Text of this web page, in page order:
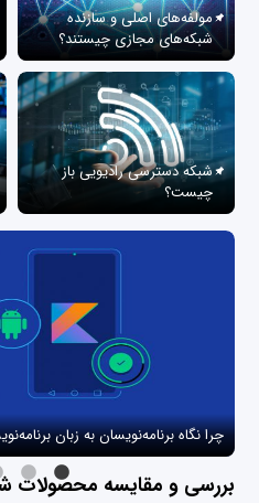
مولفه‌های اصلی و سازنده
شبکه‌های مجازی چیستند؟
شبکه دسترسی رادیویی باز
چیست؟
چرا نگاه برنامه‌نویسان به زبان
بررسی و مقایسه محصولات